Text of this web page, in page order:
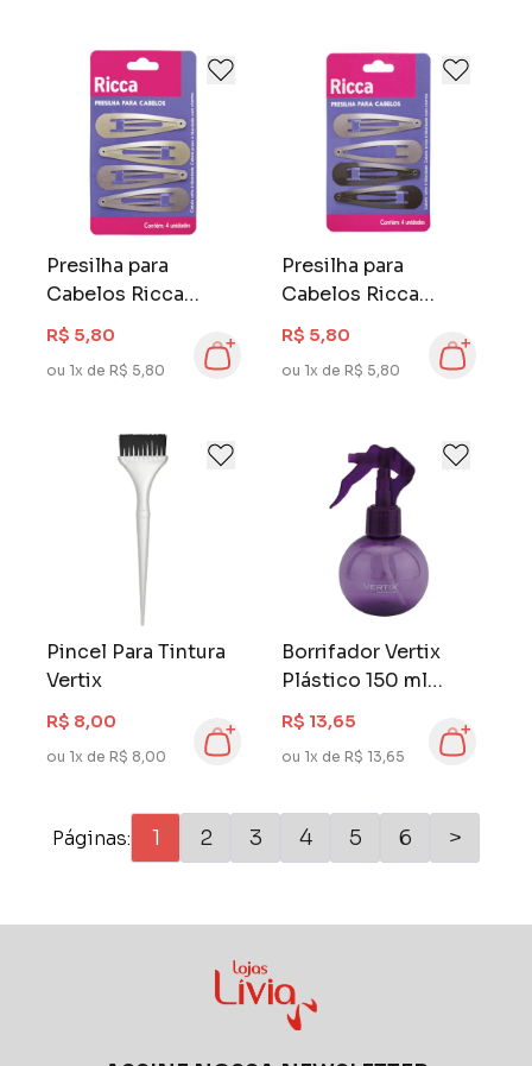
Presilha para
Cabelos Ricca
Metallic Blonde 4
unidades
R$ 5,80
ou 1x de R$ 5,80
Presilha para
Cabelos Ricca
Metallic Brunette 4
unidades
R$ 5,80
ou 1x de R$ 5,80
Pincel Para Tintura
Vertix
R$ 8,00
ou 1x de R$ 8,00
Borrifador Vertix
Plástico 150 ml
Bolinha
R$ 13,65
ou 1x de R$ 13,65
Páginas: 1 2 3 4 5 6 >